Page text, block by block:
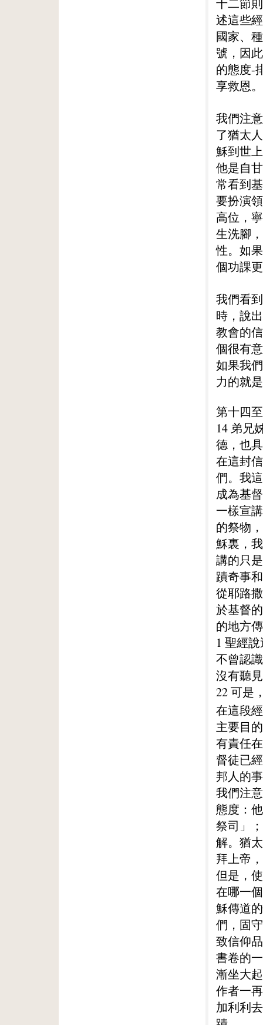
十二節
述這些
國家、
號，因
的態度-
享救恩。
我們注
了猶太
穌到世
他是自
常看到
要扮演
高位，
生洗腳
性。如
個功課
我們看
時，說
教會的
個很有
如果我
力的就
第十四
14 弟兄
德，也
在這封
們。我
成為基
一樣宣
的祭物
穌裏，
講的只
蹟奇事
從耶路
於基督
的地方
1 聖經
不曾認
沒有聽
22 可是
在這段
主要目
有責任
督徒已
邦人的
我們注
態度：
祭司」
解。猶
拜上帝
但是，
在哪一
穌傳道
們，固
致信仰
書卷的
漸坐大
作者一
加利利